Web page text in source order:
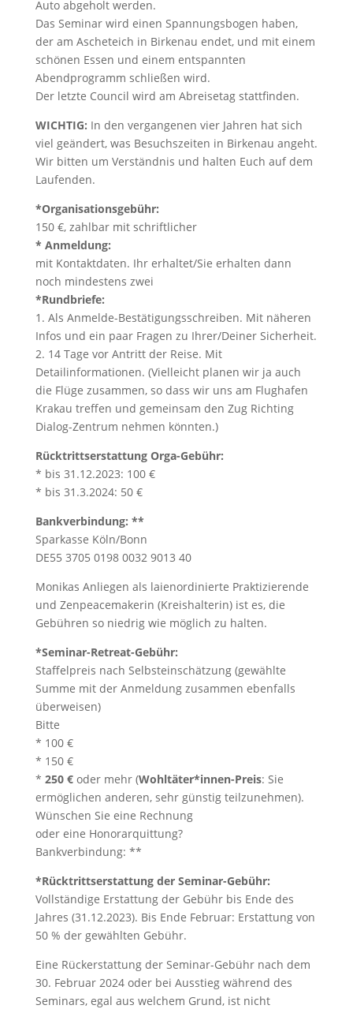
Auto abgeholt werden.
Das Seminar wird einen Spannungsbogen haben,
der am Ascheteich in Birkenau endet, und mit einem
schönen Essen und einem entspannten
Abendprogramm schließen wird.
Der letzte Council wird am Abreisetag stattfinden.
WICHTIG: In den vergangenen vier Jahren hat sich
viel geändert, was Besuchszeiten in Birkenau angeht.
Wir bitten um Verständnis und halten Euch auf dem
Laufenden.
*Organisationsgebühr:
150 €, zahlbar mit schriftlicher
* Anmeldung:
mit Kontaktdaten. Ihr erhaltet/Sie erhalten dann
noch mindestens zwei
*Rundbriefe:
1. Als Anmelde-Bestätigungsschreiben. Mit näheren
Infos und ein paar Fragen zu Ihrer/Deiner Sicherheit.
2. 14 Tage vor Antritt der Reise. Mit
Detailinformationen. (Vielleicht planen wir ja auch
die Flüge zusammen, so dass wir uns am Flughafen
Krakau treffen und gemeinsam den Zug Richting
Dialog-Zentrum nehmen könnten.)
Rücktrittserstattung Orga-Gebühr:
* bis 31.12.2023: 100 €
* bis 31.3.2024: 50 €
Bankverbindung: **
Sparkasse Köln/Bonn
DE55 3705 0198 0032 9013 40
Monikas Anliegen als laienordinierte Praktizierende
und Zenpeacemakerin (Kreishalterin) ist es, die
Gebühren so niedrig wie möglich zu halten.
*Seminar-Retreat-Gebühr:
Staffelpreis nach Selbsteinschätzung (gewählte
Summe mit der Anmeldung zusammen ebenfalls
überweisen)
Bitte
* 100 €
* 150 €
* 250 €oder mehr (Wohltäter*innen-Preis: Sie
ermöglichen anderen, sehr günstig teilzunehmen).
Wünschen Sie eine Rechnung
oder eine Honorarquittung?
Bankverbindung: **
*Rücktrittserstattung der Seminar-Gebühr:
Vollständige Erstattung der Gebühr bis Ende des
Jahres (31.12.2023). Bis Ende Februar: Erstattung von
50 % der gewählten Gebühr.
Eine Rückerstattung der Seminar-Gebühr nach dem
30. Februar 2024 oder bei Ausstieg während des
Seminars, egal aus welchem Grund, ist nicht